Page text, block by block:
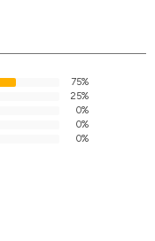
75%
25%
0%
0%
0%